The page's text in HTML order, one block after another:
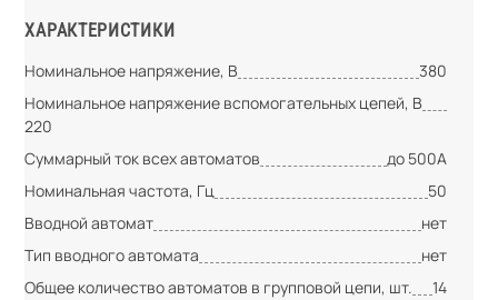
ХАРАКТЕРИСТИКИ
Номинальное напряжение, В
380
Номинальное напряжение вспомогательных цепей, В
220
Суммарный ток всех автоматов
до 500А
Номинальная частота, Гц
50
Вводной автомат
нет
Тип вводного автомата
нет
Общее количество автоматов в групповой цепи, шт.
14